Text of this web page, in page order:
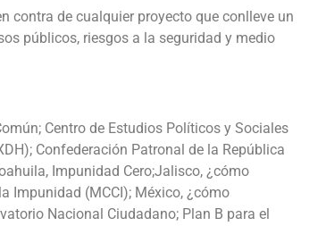
contra de cualquier proyecto que conlleve un
públicos, riesgos a la seguridad y medio
Centro de Estudios Políticos y Sociales
Confederación Patronal de la República
Impunidad Cero;Jalisco, ¿cómo
Impunidad (MCCI); México, ¿cómo
Nacional Ciudadano; Plan B para el